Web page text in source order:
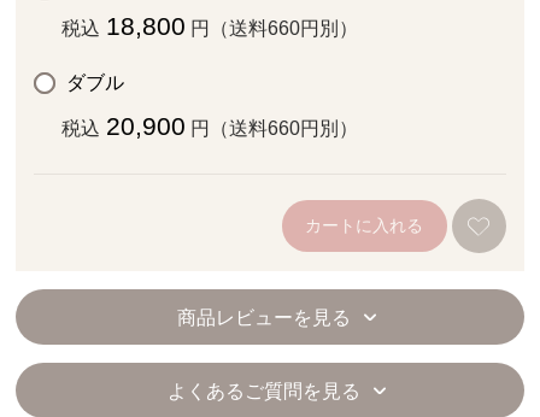
税込 18,800 円（送料660円別）
ダブル
税込 20,900 円（送料660円別）
カートに入れる
商品レビューを見る
よくあるご質問を見る